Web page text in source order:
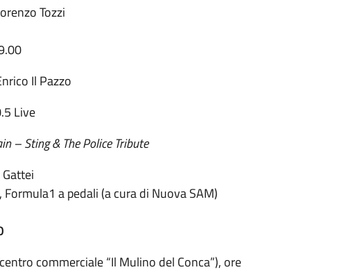
Tozzi
Il Pazzo
Live
– Sting & The Police Tribute
a pedali (a cura di Nuova SAM)
commerciale “Il Mulino del Conca”), ore